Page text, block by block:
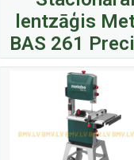
lentzāģis
BAS 261